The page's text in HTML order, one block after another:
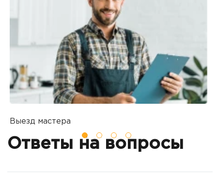
Выезд мастера
Вы оставляете заявку на ремонт
Ответы на вопросы